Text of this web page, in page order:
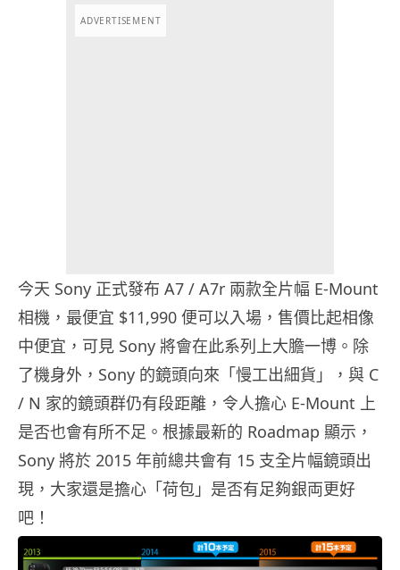
ADVERTISEMENT
今天 Sony 正式發布 A7 / A7r 兩款全片幅 E-Mount
相機，最便宜 $11,990 便可以入場，售價比起相像
中便宜，可見 Sony 將會在此系列上大膽一博。除
了機身外，Sony 的鏡頭向來「慢工出細貨」，與 C
/ N 家的鏡頭群仍有段距離，令人擔心 E-Mount 上
是否也會有所不足。根據最新的 Roadmap 顯示，
Sony 將於 2015 年前總共會有 15 支全片幅鏡頭出
現，大家還是擔心「荷包」是否有足夠銀両更好
吧！